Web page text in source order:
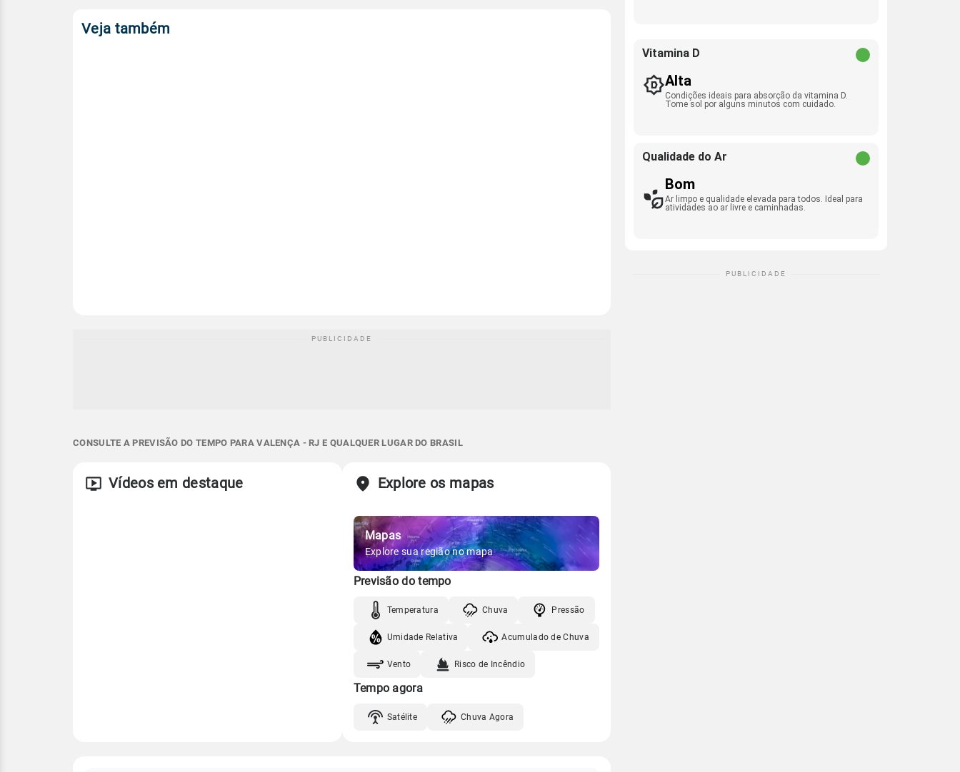
Veja também
CONSULTE A PREVISÃO DO TEMPO PARA VALENÇA - RJ E QUALQUER LUGAR DO BRASIL
Vídeos em destaque Explore os mapas
Mapas
Explore sua região no mapa
Previsão do tempo
Temperatura Chuva Pressão
Umidade Relativa Acumulado de Chuva
Vento Risco de Incêndio
Tempo agora
Satélite Chuva Agora
Vitamina D
Alta
Condições ideais para absorção da vitamina D.
Tome sol por alguns minutos com cuidado.
Qualidade do Ar
Bom
Ar limpo e qualidade elevada para todos. Ideal para
atividades ao ar livre e caminhadas.